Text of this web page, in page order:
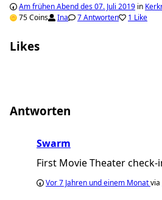
Am frühen Abend des 07. Juli 2019 in
75 Coins
Ina 7 Antworten 1 Like
Likes
Antworten
Swarm
First Movie Theater
Vor7 Jahren und einem Monatvia